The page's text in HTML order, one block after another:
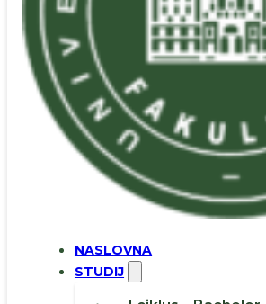
NASLOVNA
STUDIJ